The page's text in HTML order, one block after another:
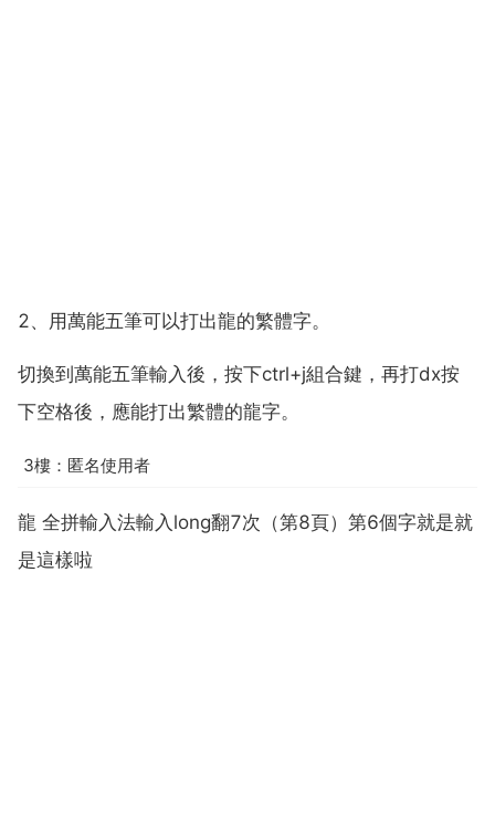
2、用萬能五筆可以打出龍的繁體字。
切換到萬能五筆輸入後，按下ctrl+j組合鍵，再打dx按
下空格後，應能打出繁體的龍字。
3樓：匿名使用者
龍 全拼輸入法輸入long翻7次（第8頁）第6個字就是就
是這樣啦